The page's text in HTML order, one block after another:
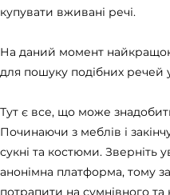
купувати вживані речі.
На даний момент
для пошуку подібних речей
Тут є все, що може
Починаючи з меблів і
сукні та костюми. Зверніть
анонімна платформа, тому
потрапити на сумнівного та